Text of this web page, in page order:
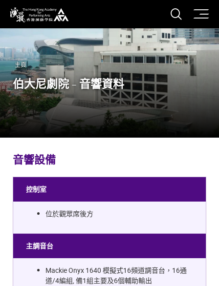
香港演藝學院
打開
主頁
伯大尼劇院 - 音響資料
音響設備
控制室
位於觀眾席後方
主調音台
Mackie Onyx 1640 模擬式16頻道調音台，16通
道/4編組, 備1組主要及6個輔助輸出